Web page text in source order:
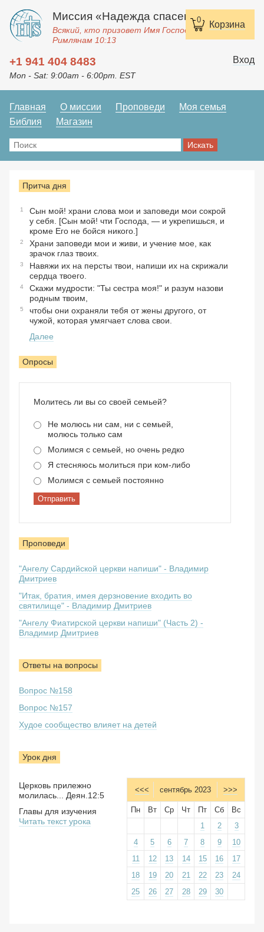
0 Корзина
Миссия «Надежда спасения»
Всякий, кто призовет Имя Господне, спасется.
Римлянам 10:13
+1 941 404 8483
Mon - Sat: 9:00am - 6:00pm. EST
Вход
Главная О миссии Проповеди
Моя семья
Библия
Магазин
Притча дня
1
Сын мой! храни слова мои и заповеди мои сокрой
у себя. [Сын мой! чти Господа, — и укрепишься, и
кроме Его не бойся никого.]
2
Храни заповеди мои и живи, и учение мое, как
зрачок глаз твоих.
3
Навяжи их на персты твои, напиши их на скрижали
сердца твоего.
4
Скажи мудрости: "Ты сестра моя!" и разум назови
родным твоим,
5
чтобы они охраняли тебя от жены другого, от
чужой, которая умягчает слова свои.
Далее
Опросы
Молитесь ли вы со своей семьей?
Не молюсь ни сам, ни с семьей,
молюсь только сам
Молимся с семьей, но очень редко
Я стесняюсь молиться при ком-либо
Молимся с семьей постоянно
Отправить
Проповеди
"Ангелу Сардийской церкви напиши" - Владимир
Дмитриев
"Итак, братия, имея дерзновение входить во
святилище" - Владимир Дмитриев
"Ангелу Фиатирской церкви напиши" (Часть 2) -
Владимир Дмитриев
Ответы на вопросы
Вопрос №158
Вопрос №157
Худое сообщество влияет на детей
Урок дня
<<< сентябрь 2023 >>>
Пн Вт Ср Чт Пт Сб
Вс
1
2
3
4
5 6 7 8 9
10
11
12 13 14 15 16
17
18
19 20 21 22 23
24
25
26 27 28 29 30
Церковь прилежно
молилась... Деян.12:5
Главы для изучения
Читать текст урока